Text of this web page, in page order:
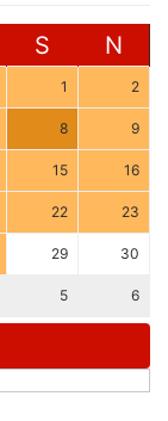
S N
1 2
8 9
15 16
22 23
29 30
5 6